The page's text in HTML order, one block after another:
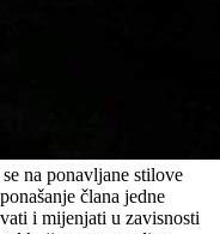
na ponavljane stilove
člana jedne
i mijenjati u zavisnosti